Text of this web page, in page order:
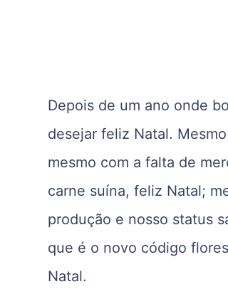
Depois de um ano onde
desejar feliz Natal.
mesmo com a falta de
carne suína, feliz Natal;
produção e nosso status
que é o novo código
Natal.